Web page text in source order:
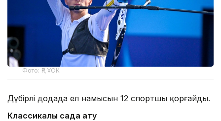
Фото: ҚР ҰОК
Дүбірлі додада ел намысын 12 спортшы қорғайды.
Классикалық садақ ату